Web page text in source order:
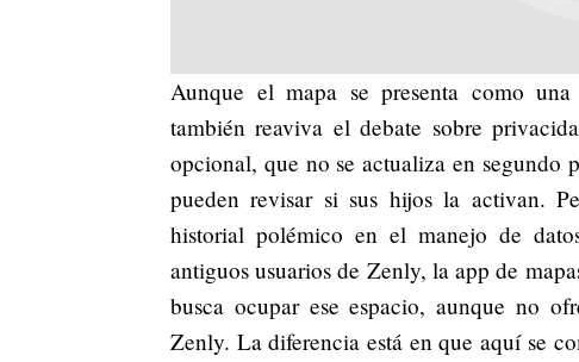
Aunque el mapa se presenta como
también reaviva el debate sobre
opcional, que no se actualiza en segundo
pueden revisar si sus hijos la activan.
historial polémico en el manejo de
antiguos usuarios de Zenly, la app de
busca ocupar ese espacio, aunque no
Zenly. La diferencia está en que aquí se